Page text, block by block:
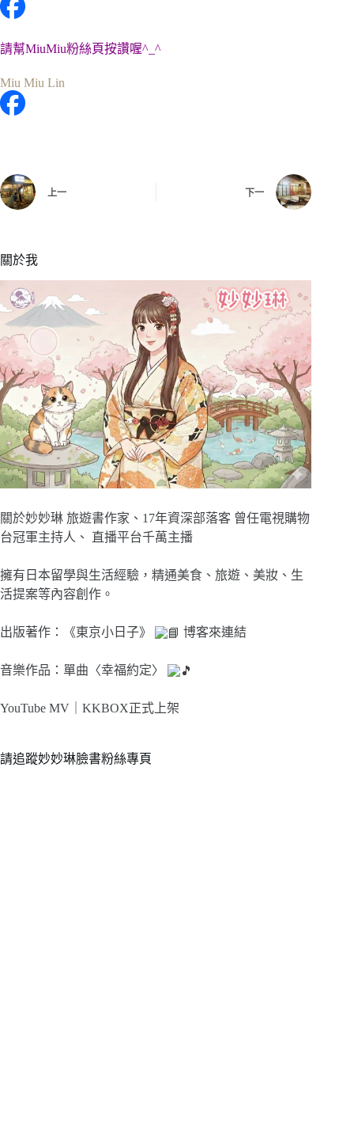
請幫MiuMiu粉絲頁按讚喔^_^
Miu Miu Lin
上一 下一
關於我
關於妙妙琳 旅遊書作家、17年資深部落客 曾任電視購物
台冠軍主持人、 直播平台千萬主播
擁有日本留學與生活經驗，精通美食、旅遊、美妝、生
活提案等內容創作。
出版著作：《東京小日子》 博客來連結
音樂作品：單曲〈幸福約定〉
YouTube MV｜ KKBOX正式上架
請追蹤妙妙琳臉書粉絲專頁